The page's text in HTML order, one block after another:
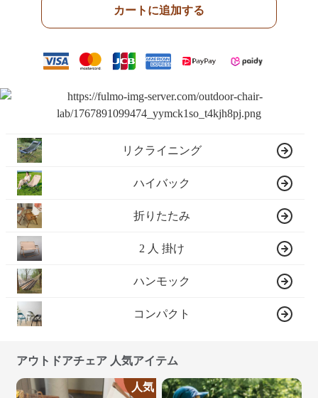
カートに追加する
リクライニング
ハイバック
折りたたみ
2 人 掛け
ハンモック
コンパクト
アウトドアチェア 人気アイテム
人気